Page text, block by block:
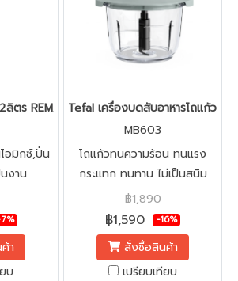
ลิตร REMA รุ่นฝาครอบลดเสียงดัง 2200วัตต์
อมิกซ์,ปั่น
งาน
,อุปกรณ์
ปกรณ์ร้่า
า
บ
Tefal เครื่องบดสับอาหารโถแก้ว
MB603
โถแก้วทนความร้อน ทนแรง
กระแทก ทนทาน ไม่เป็นสนิม
ไม่มีเชื้อรา สะอาด ปลอดภัย
฿1,890
฿1,590 -16%
สั่งซื้อสินค้า
เปรียบเทียบ